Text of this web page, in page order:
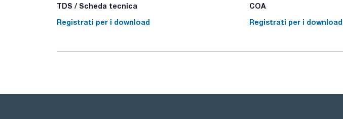
TDS / Scheda tecnica
Registrati per i download
COA
Registrati per i download